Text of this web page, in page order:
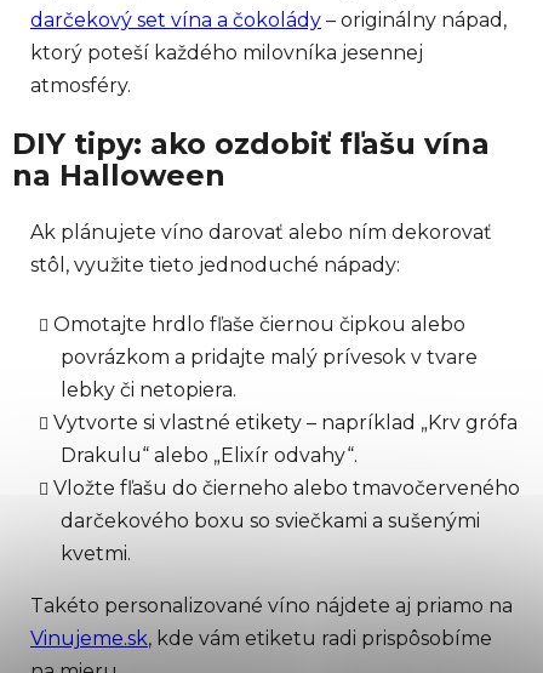
darčekový set vína a čokolády – originálny nápad,
ktorý poteší každého milovníka jesennej
atmosféry.
DIY tipy: ako ozdobiť fľašu vína
na Halloween
Ak plánujete víno darovať alebo ním dekorovať
stôl, využite tieto jednoduché nápady:
Omotajte hrdlo fľaše čiernou čipkou alebo
povrázkom a pridajte malý prívesok v tvare
lebky či netopiera.
Vytvorte si vlastné etikety – napríklad „Krv grófa
Drakulu“ alebo „Elixír odvahy“.
Vložte fľašu do čierneho alebo tmavočerveného
darčekového boxu so sviečkami a sušenými
kvetmi.
Takéto personalizované víno nájdete aj priamo na
Vinujeme.sk, kde vám etiketu radi prispôsobíme